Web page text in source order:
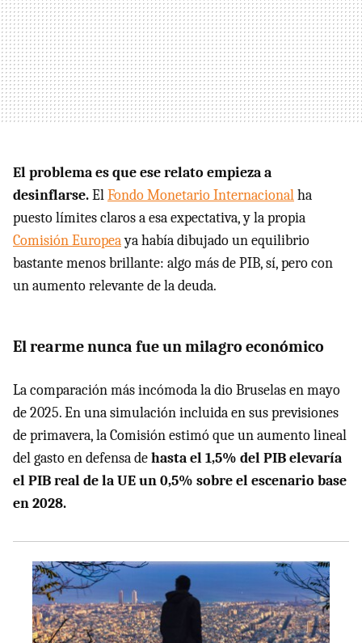
El problema es que ese relato empieza a
desinflarse.ElFondo Monetario Internacionalha
puesto límites claros a esa expectativa, y la propia
Comisión Europeaya había dibujado un equilibrio
bastante menos brillante: algo más de PIB, sí, pero con
un aumento relevante de la deuda.
El rearme nunca fue un milagro económico
La comparación más incómoda la dio Bruselas en mayo
de 2025. En una simulación incluida en sus previsiones
de primavera, la Comisión estimó que un aumento lineal
del gasto en defensa dehasta el 1,5% del PIB elevaría
el PIB real de la UE un 0,5% sobre el escenario base
en 2028.